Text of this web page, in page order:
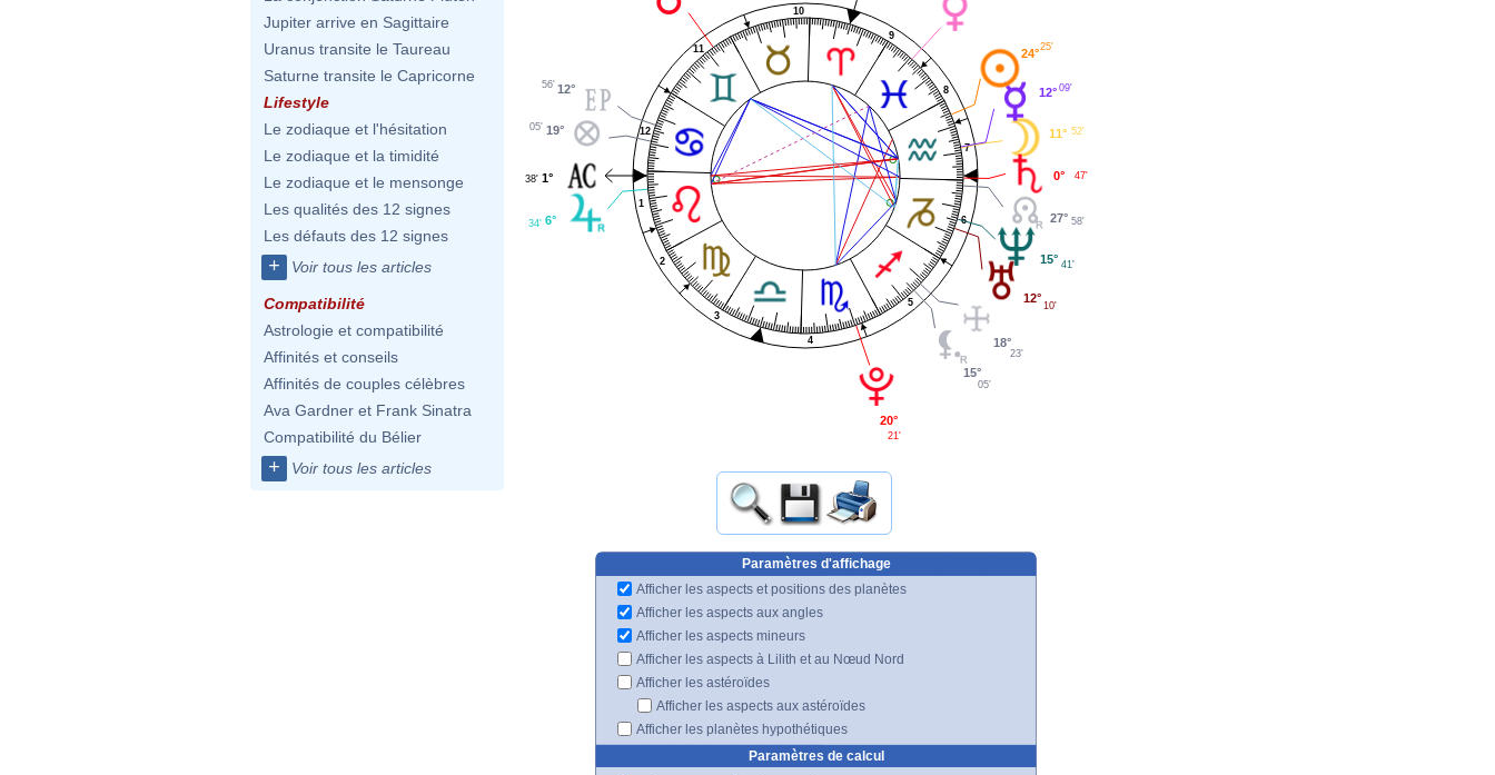
Jupiter arrive en Sagittaire
Uranus transite le Taureau
Saturne transite le Capricorne
Lifestyle
Le zodiaque et l'hésitation
Le zodiaque et la timidité
Le zodiaque et le mensonge
Les qualités des 12 signes
Les défauts des 12 signes
+ Voir tous les articles
Compatibilité
Astrologie et compatibilité
Affinités et conseils
Affinités de couples célèbres
Ava Gardner et Frank Sinatra
Compatibilité du Bélier
+ Voir tous les articles
1
2
3
4
5
6
7
8
9
10
11
12 11° 52'
12° 09'
24°
25'
12°
56'
19°
05'
1°
38'
6°
34'
20°
21'
15°
05'
18°
23'
12°
10'
15° 41'
27° 58'
0° 47'
Paramètres d'affichage
Afficher les aspects et positions des planètes
Afficher les aspects aux angles
Afficher les aspects mineurs
Afficher les aspects à Lilith et au Nœud Nord
Afficher les astéroïdes
Afficher les aspects aux astéroïdes
Afficher les planètes hypothétiques
Paramètres de calcul